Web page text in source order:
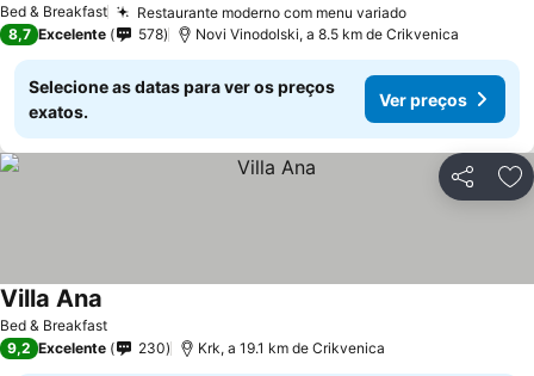
Bed & Breakfast Restaurante moderno com menu variado
8,7 Excelente 578 Novi Vinodolski, a 8.5 km de Crikvenica
Selecione as datas para ver os preços
exatos.
Ver preços
Partilhar
Bed & Breakfast
Villa Ana
9,2 Excelente 230 Krk, a 19.1 km de Crikvenica